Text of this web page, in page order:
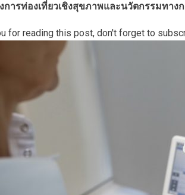
การท่องเที่ยวเชิงสุขภาพและนวัตกรรมทา
for reading this post, don't forget to